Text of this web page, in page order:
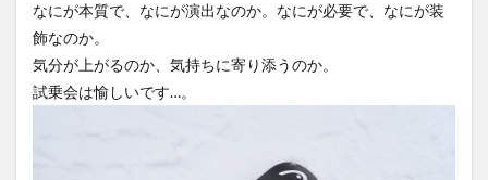
なにが本質で、なにが演出なのか。なにが必要で、なにが装
飾なのか。
気分が上がるのか、気持ちに寄り添うのか。
試乗会は愉しいです…。